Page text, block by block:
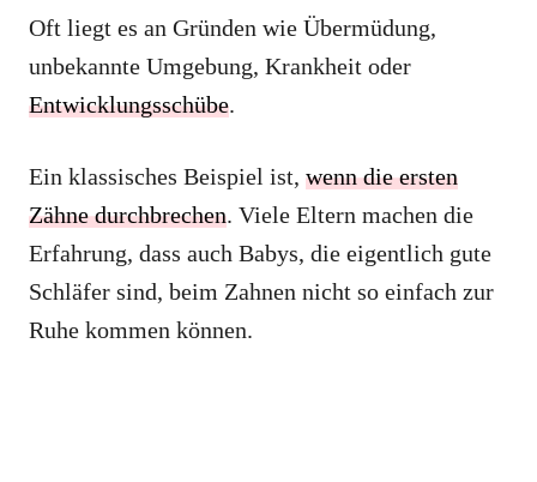
Oft liegt es an Gründen wie Übermüdung,
unbekannte Umgebung, Krankheit oder
Entwicklungsschübe.
Ein klassisches Beispiel ist, wenn die ersten
Zähne durchbrechen. Viele Eltern machen die
Erfahrung, dass auch Babys, die eigentlich gute
Schläfer sind, beim Zahnen nicht so einfach zur
Ruhe kommen können.